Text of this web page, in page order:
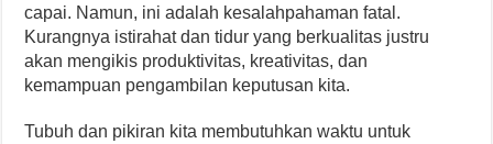
capai. Namun, ini adalah kesalahpahaman fatal.
Kurangnya istirahat dan tidur yang berkualitas justru
akan mengikis produktivitas, kreativitas, dan
kemampuan pengambilan keputusan kita.
Tubuh dan pikiran kita membutuhkan waktu untuk